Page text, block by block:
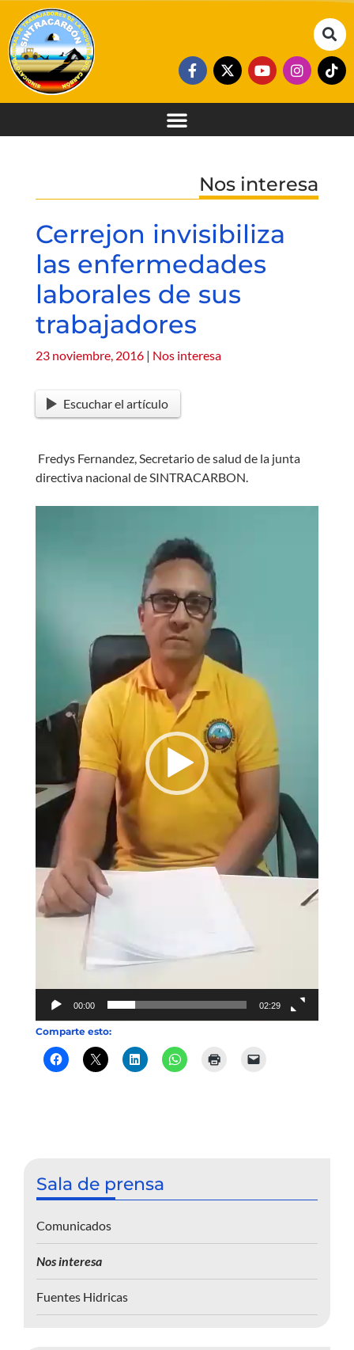
Nos interesa
Cerrejon invisibiliza
las enfermedades
laborales de sus
trabajadores
23 noviembre, 2016 | Nos interesa
Escuchar el artículo
Fredys Fernandez, Secretario de salud de la junta
directiva nacional de SINTRACARBON.
00:00 02:29
Comparte esto:
Sala de prensa
Comunicados
Nos interesa
Fuentes Hidricas